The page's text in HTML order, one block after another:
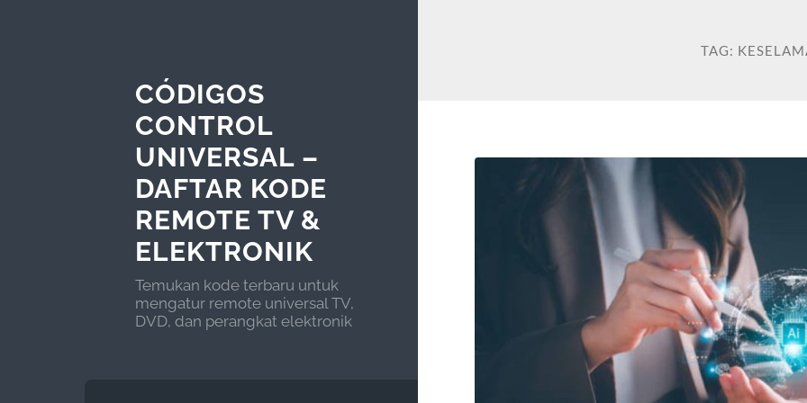
CÓDIGOS
CONTROL
UNIVERSAL –
DAFTAR KODE
REMOTE TV &
ELEKTRONIK
Temukan kode terbaru untuk
mengatur remote universal TV,
DVD, dan perangkat elektronik
TAG: